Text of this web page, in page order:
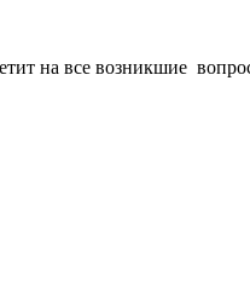
на все возникшие